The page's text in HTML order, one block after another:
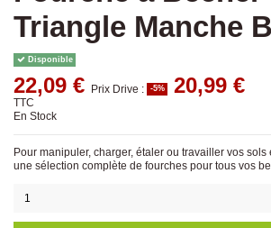
Triangle Manche
Disponible
22,09 € Prix Drive : -5% 20,99 €
TTC
En Stock
Pour manipuler, charger, étaler ou travailler vos
une sélection complète de fourches pour tous vos